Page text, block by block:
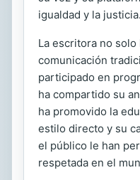
igualdad y la justicia.
La escritora no
comunicación
participado en
ha compartido su
ha promovido la
estilo directo y su
el público le han
respetada en el